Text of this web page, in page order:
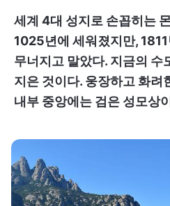
세계 4대 성지로 손꼽히는
1025년에 세워졌지만,
무너지고 말았다. 지금의
지은 것이다. 웅장하고 화려
내부 중앙에는 검은 성모상